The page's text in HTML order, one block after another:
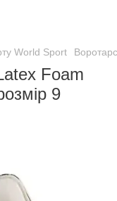
World Sport
Foam
9